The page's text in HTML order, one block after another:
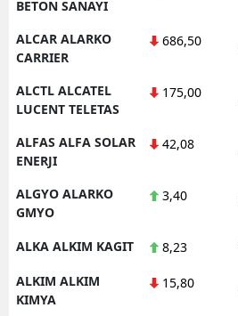
BETON SANAYI
ALCAR ALARKO
CARRIER
686,50
ALCTL ALCATEL
LUCENT TELETAS
175,00
ALFAS ALFA SOLAR
ENERJI
42,08
ALGYO ALARKO
GMYO
3,40
ALKA ALKIM KAGIT 8,23
ALKIM ALKIM
KIMYA
15,80